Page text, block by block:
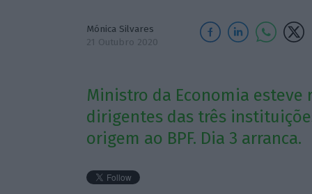
Mónica Silvares
21 Outubro 2020
Ministro da Economia
dirigentes das três
origem ao BPF. Dia 3 arranca.